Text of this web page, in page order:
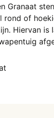
Granaat
rond of
Hiervan is